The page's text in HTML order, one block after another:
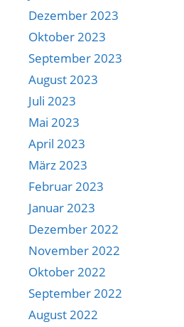
Dezember 2023
Oktober 2023
September 2023
August 2023
Juli 2023
Mai 2023
April 2023
März 2023
Februar 2023
Januar 2023
Dezember 2022
November 2022
Oktober 2022
September 2022
August 2022